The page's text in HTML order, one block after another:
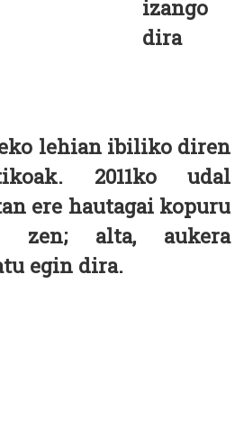
izango
dira
lehian ibiliko diren
2011ko udal
ere hautagai kopuru
zen; alta, aukera
egin dira.